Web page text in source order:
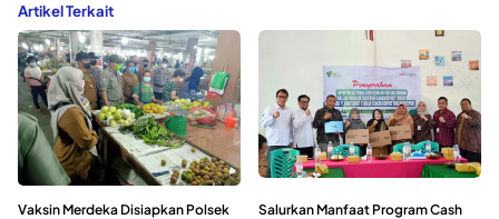
Artikel Terkait
Vaksin Merdeka Disiapkan Polsek
Salurkan Manfaat Program Cash